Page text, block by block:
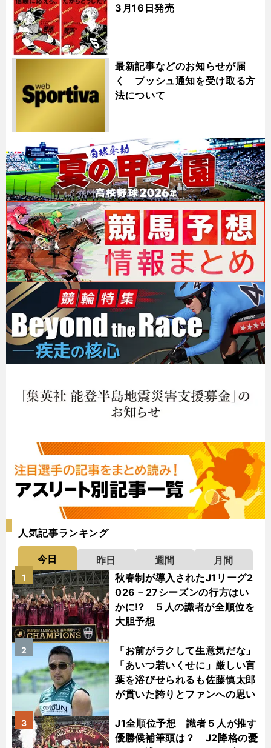
3月16日発売
最新記事などのお知らせが届
く プッシュ通知を受け取る方
法について
人気記事ランキング
今日 昨日 週間
月間
秋春制が導入されたJ1リーグ2
026－27シーズンの行方はい
かに!? ５人の識者が全順位を
大胆予想
1
「お前がラクして生意気だな」
「あいつ若いくせに」厳しい言
葉を浴びせられるも佐藤慎太郎
が貫いた誇りとファンへの思い
2
J1全順位予想 識者５人が推す
優勝候補筆頭は？ J2降格の憂
3